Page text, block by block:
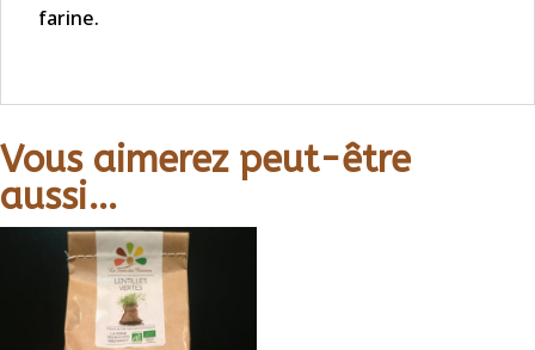
farine.
Vous aimerez peut-être
aussi…